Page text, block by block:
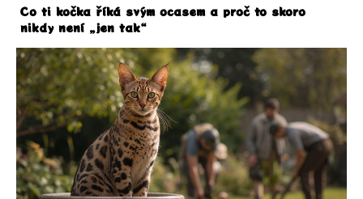
Co ti kočka říká svým ocasem a proč to skoro
nikdy není „jen tak“